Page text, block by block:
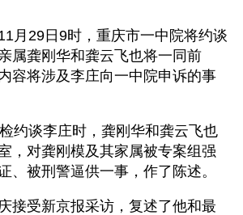
月29日9时，重庆市一中院将约谈
属龚刚华和龚云飞也将一同前
容将涉及李庄向一中院申诉的事
约谈李庄时，龚刚华和龚云飞也
，对龚刚模及其家属被专案组强
、被刑警逼供一事，作了陈述。
接受新京报采访，复述了他和最